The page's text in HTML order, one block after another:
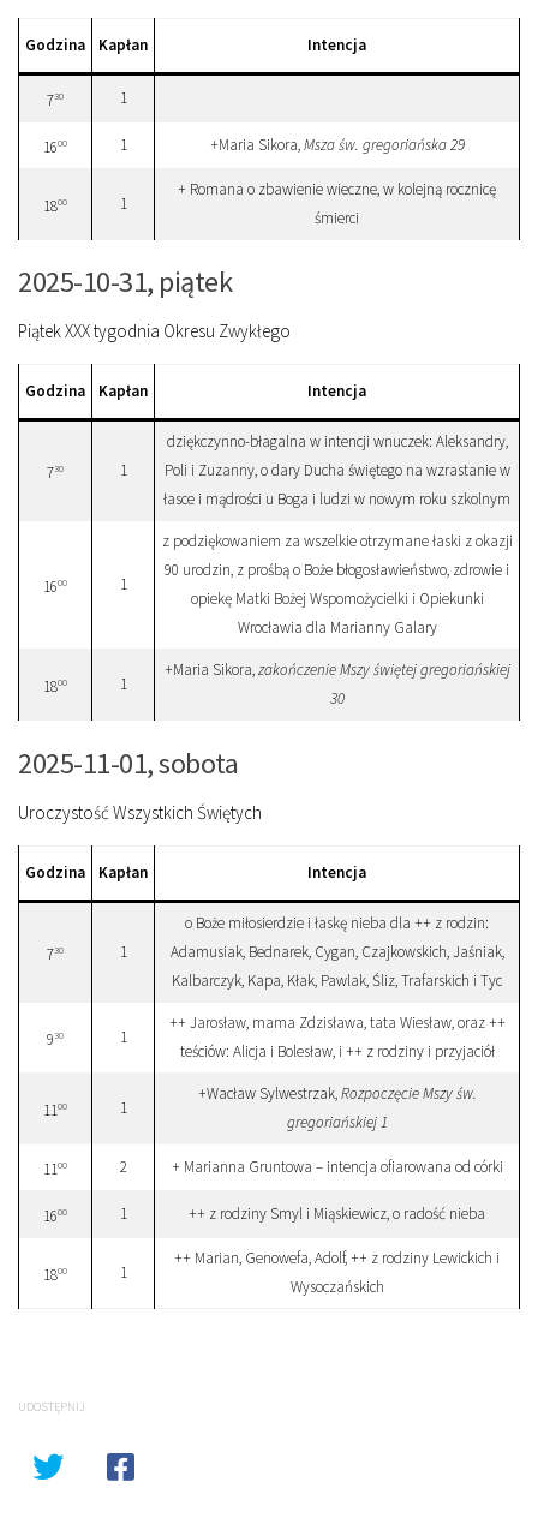
Godzina Kapłan Intencja
730 1
1600 1 +Maria Sikora,Msza św. gregoriańska 29
1800 1
+ Romana o zbawienie wieczne, w kolejną rocznicę
śmierci
2025-10-31, piątek
Piątek XXX tygodnia Okresu Zwykłego
Godzina Kapłan Intencja
730 1
dziękczynno-błagalna w intencji wnuczek: Aleksandry,
Poli i Zuzanny, o dary Ducha świętego na wzrastanie w
łasce i mądrości u Boga i ludzi w nowym roku szkolnym
1600 1
z podziękowaniem za wszelkie otrzymane łaski z okazji
90 urodzin, z prośbą o Boże błogosławieństwo, zdrowie i
opiekę Matki Bożej Wspomożycielki i Opiekunki
Wrocławia dla Marianny Galary
1800 1
+Maria Sikora,zakończenie Mszy świętej gregoriańskiej
30
2025-11-01, sobota
Uroczystość Wszystkich Świętych
Godzina Kapłan Intencja
730 1
o Boże miłosierdzie i łaskę nieba dla ++ z rodzin:
Adamusiak, Bednarek, Cygan, Czajkowskich, Jaśniak,
Kalbarczyk, Kapa, Kłak, Pawlak, Śliz, Trafarskich i Tyc
930 1
++ Jarosław, mama Zdzisława, tata Wiesław, oraz ++
teściów: Alicja i Bolesław, i ++ z rodziny i przyjaciół
1100 1
+Wacław Sylwestrzak,Rozpoczęcie Mszy św.
gregoriańskiej 1
1100 2 + Marianna Gruntowa – intencja ofiarowana od córki
1600 1 ++ z rodziny Smyl i Miąskiewicz, o radość nieba
1800 1
++ Marian, Genowefa, Adolf, ++ z rodziny Lewickich i
Wysoczańskich
UDOSTĘPNIJ